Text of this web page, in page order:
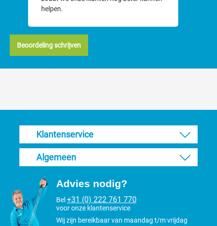
helpen.
Beoordeling schrijven
Klantenservice
Algemeen
Advies nodig?
Bel +31 (0) 222 761 770
voor onze klantenservice
Wij zijn bereikbaar van maandag t/m vrijdag